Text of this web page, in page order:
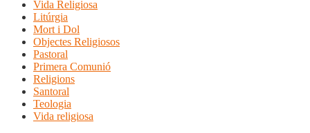
Vida Religiosa
Litúrgia
Mort i Dol
Objectes Religiosos
Pastoral
Primera Comunió
Religions
Santoral
Teologia
Vida religiosa